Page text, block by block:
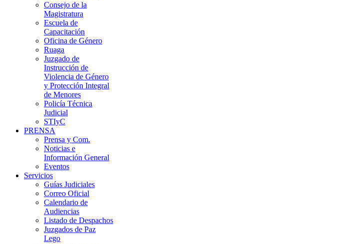
Consejo de la
Magistratura
Escuela de
Capacitación
Oficina de Género
Ruaga
Juzgado de
Instrucción de
Violencia de Género
y Protección Integral
de Menores
Policía Técnica
Judicial
STIyC
PRENSA
Prensa y Com.
Noticias e
Información General
Eventos
Servicios
Guías Judiciales
Correo Oficial
Calendario de
Audiencias
Listado de Despachos
Juzgados de Paz
Lego